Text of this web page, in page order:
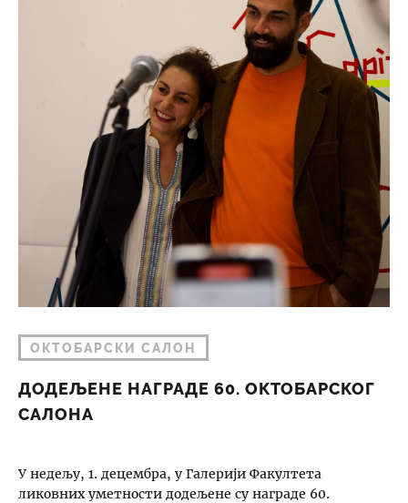
ОКТОБАРСКИ САЛОН
ДОДЕЉЕНЕ НАГРАДЕ 60. ОКТОБАРСКОГ
САЛОНА
У недељу, 1. децембра, у Галерији Факултета
ликовних уметности додељене су награде 60.